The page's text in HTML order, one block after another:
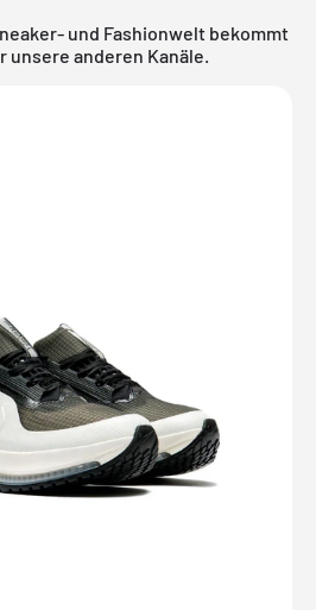
und Fashionwelt bekommt
unsere anderen Kanäle.